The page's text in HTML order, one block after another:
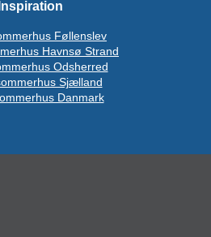
Føllenslev
Havnsø Strand
Odsherred
Sjælland
Danmark